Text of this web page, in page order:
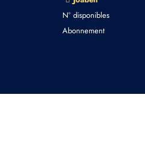
N° disponibles
Abonnement